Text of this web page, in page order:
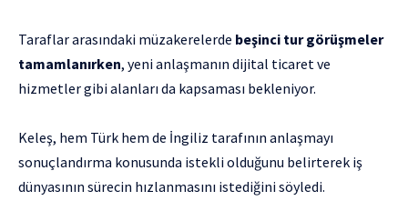
Taraflar arasındaki müzakerelerde beşinci tur görüşmeler
tamamlanırken, yeni anlaşmanın dijital ticaret ve
hizmetler gibi alanları da kapsaması bekleniyor.
Keleş, hem Türk hem de İngiliz tarafının anlaşmayı
sonuçlandırma konusunda istekli olduğunu belirterek iş
dünyasının sürecin hızlanmasını istediğini söyledi.